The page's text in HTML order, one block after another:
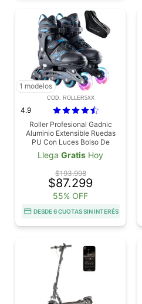
1 modelos
COD. ROLLER5XX
4.9
Roller Profesional Gadnic
Aluminio Extensible Ruedas
PU Con Luces Bolso De
Transporte
Llega Gratis Hoy
$193.998
$87.299
55% OFF
DESDE 6 CUOTAS SIN INTERÉS